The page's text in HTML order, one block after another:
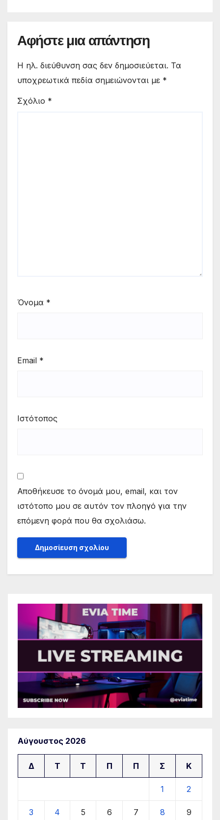
Αφήστε μια απάντηση
Η ηλ. διεύθυνση σας δεν δημοσιεύεται. Τα
υποχρεωτικά πεδία σημειώνονται με *
Σχόλιο *
Όνομα *
Email *
Ιστότοπος
Αποθήκευσε το όνομά μου, email, και τον
ιστότοπο μου σε αυτόν τον πλοηγό για την
επόμενη φορά που θα σχολιάσω.
Αύγουστος 2026
Δ Τ Τ Π Π Σ Κ
1 2
3 4 5 6 7 8 9